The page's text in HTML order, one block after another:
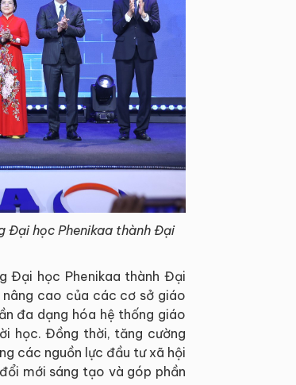
Đại học Phenikaa thành Đại
Đại học Phenikaa thành Đại
cao của các cơ sở giáo
đa dạng hóa hệ thống giáo
học. Đồng thời, tăng cường
các nguồn lực đầu tư xã hội
mới sáng tạo và góp phần